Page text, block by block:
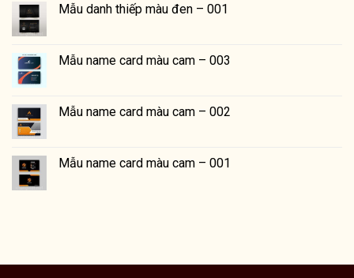
Mẫu danh thiếp màu đen – 001
Mẫu name card màu cam – 003
Mẫu name card màu cam – 002
Mẫu name card màu cam – 001